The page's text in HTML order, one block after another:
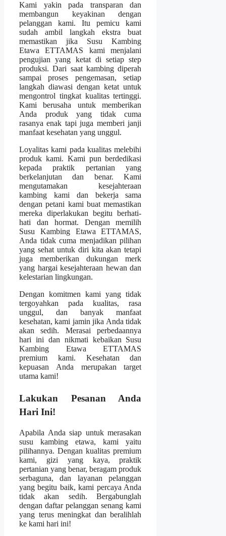
Kami yakin pada transparan dan
membangun keyakinan dengan
pelanggan kami. Itu pemicu kami
sudah ambil langkah ekstra buat
memastikan jika Susu Kambing
Etawa ETTAMAS kami menjalani
pengujian yang ketat di setiap step
produksi. Dari saat kambing diperah
sampai proses pengemasan, setiap
langkah diawasi dengan ketat untuk
mengontrol tingkat kualitas tertinggi.
Kami berusaha untuk memberikan
Anda produk yang tidak cuma
rasanya enak tapi juga memberi janji
manfaat kesehatan yang unggul.
Loyalitas kami pada kualitas melebihi
produk kami. Kami pun berdedikasi
kepada praktik pertanian yang
berkelanjutan dan benar. Kami
mengutamakan kesejahteraan
kambing kami dan bekerja sama
dengan petani kami buat memastikan
mereka diperlakukan begitu berhati-
hati dan hormat. Dengan memilih
Susu Kambing Etawa ETTAMAS,
Anda tidak cuma menjadikan pilihan
yang sehat untuk diri kita akan tetapi
juga memberikan dukungan merk
yang hargai kesejahteraan hewan dan
kelestarian lingkungan.
Dengan komitmen kami yang tidak
tergoyahkan pada kualitas, rasa
unggul, dan banyak manfaat
kesehatan, kami jamin jika Anda tidak
akan sedih. Merasai perbedaannya
hari ini dan nikmati kebaikan Susu
Kambing Etawa ETTAMAS
premium kami. Kesehatan dan
kepuasan Anda merupakan target
utama kami!
Lakukan Pesanan Anda
Hari Ini!
Apabila Anda siap untuk merasakan
susu kambing etawa, kami yaitu
pilihannya. Dengan kualitas premium
kami, gizi yang kaya, praktik
pertanian yang benar, beragam produk
serbaguna, dan layanan pelanggan
yang begitu baik, kami percaya Anda
tidak akan sedih. Bergabunglah
dengan daftar pelanggan senang kami
yang terus meningkat dan beralihlah
ke kami hari ini!